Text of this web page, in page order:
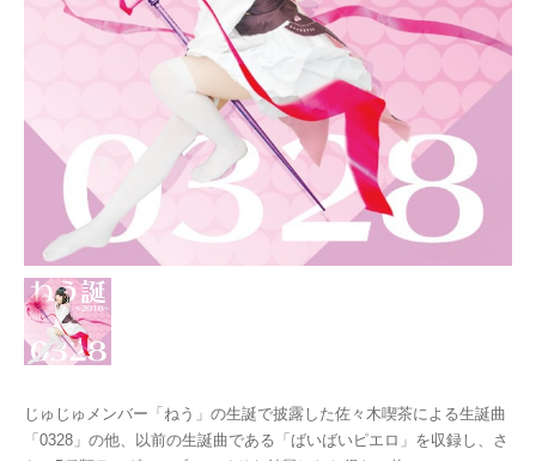
じゅじゅメンバー「ねう」の生誕で披露した佐々木喫茶による生誕曲
「0328」の他、以前の生誕曲である「ばいばいピエロ」を収録し、さ